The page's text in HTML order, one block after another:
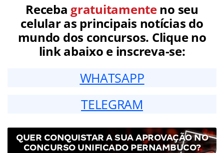
Receba gratuitamenteno seu
celular as principais notícias do
mundo dos concursos. Clique no
link abaixo e inscreva-se:
WHATSAPP
TELEGRAM
QUER CONQUISTAR A SUA APROVAÇÃO NO
CONCURSO UNIFICADO PERNAMBUCO?